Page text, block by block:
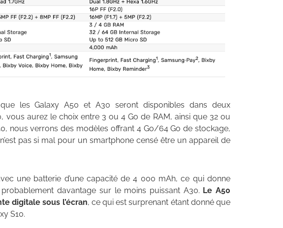
les Galaxy A50 et A30 seront disponibles dans deux
vous aurez le choix entre 3 ou 4 Go de RAM, ainsi que 32 ou
nous verrons des modèles offrant 4 Go/64 Go de stockage,
pas si mal pour un smartphone censé être un appareil de
une batterie d’une capacité de 4 000 mAh, ce qui donne
davantage sur le moins puissant A30. Le A50
digitale sous l’écran, ce qui est surprenant étant donné que
S10.